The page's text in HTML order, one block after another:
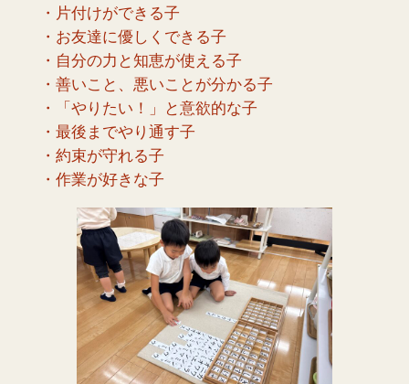
・片付けができる子
・お友達に優しくできる子
・自分の力と知恵が使える子
・善いこと、悪いことが分かる子
・「やりたい！」と意欲的な子
・最後までやり通す子
・約束が守れる子
・作業が好きな子